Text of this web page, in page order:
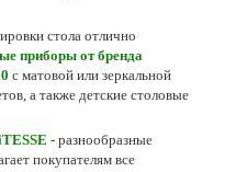
стола отлично
приборы от бренда
с матовой или зеркальной
а также детские столовые
- разнообразные
покупателям все